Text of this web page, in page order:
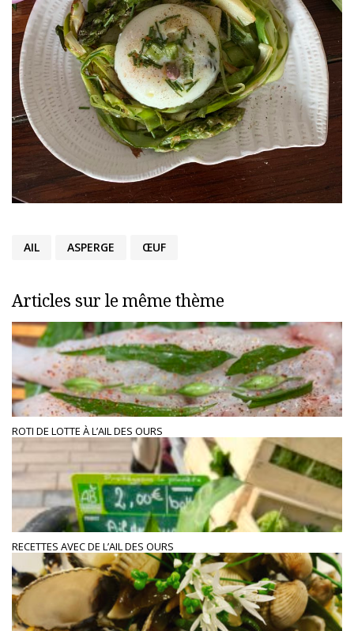
AIL ASPERGE ŒUF
Articles sur le même thème
ROTI DE LOTTE À L’AIL DES OURS
RECETTES AVEC DE L’AIL DES OURS